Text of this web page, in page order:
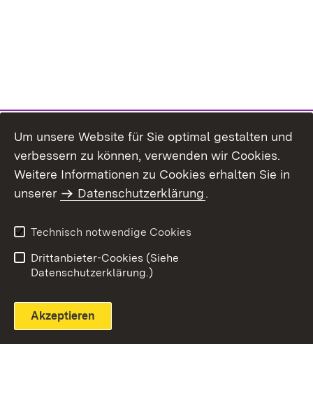
Themenübersicht
Um unsere Website für Sie optimal gestalten und
verbessern zu können, verwenden wir Cookies.
Weitere Informationen zu Cookies erhalten Sie in
unserer
Datenschutzerklärung.
Technisch notwendige Cookies
Drittanbieter-Cookies (Siehe
Datenschutzerklärung.)
Akzeptieren